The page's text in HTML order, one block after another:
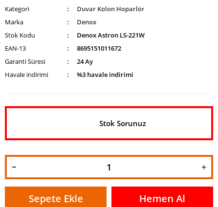
Kategori
Duvar Kolon Hoparlör
Marka
Denox
Stok Kodu
Denox Astron LS-221W
EAN-13
8695151011672
Garanti Süresi
24 Ay
Havale indirimi
%3 havale indirimi
Stok Sorunuz
Sepete Ekle Hemen Al